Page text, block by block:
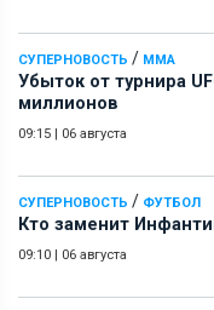
СУПЕРНОВОСТЬ / ММА
Убыток от турнира
миллионов
09:15 | 06 августа
СУПЕРНОВОСТЬ / ФУТБОЛ
Кто заменит
09:10 | 06 августа